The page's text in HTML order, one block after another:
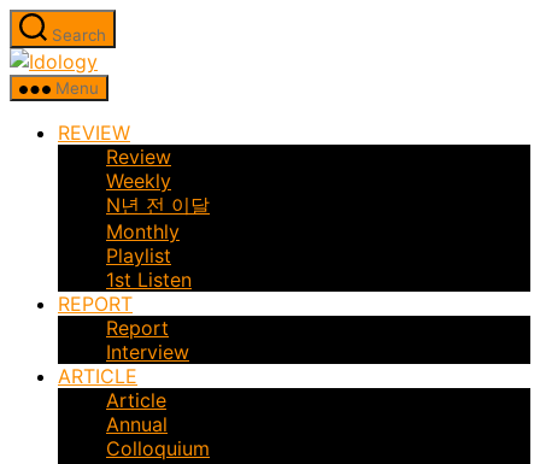
Skip
to
the
content
Search
Idology
Menu
REVIEW
Review
Weekly
N년 전 이달
Monthly
Playlist
1st Listen
REPORT
Report
Interview
ARTICLE
Article
Annual
Colloquium